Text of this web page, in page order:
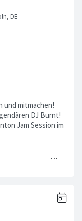
DE
und mitmachen!
DJ Burnt!
Jam Session im